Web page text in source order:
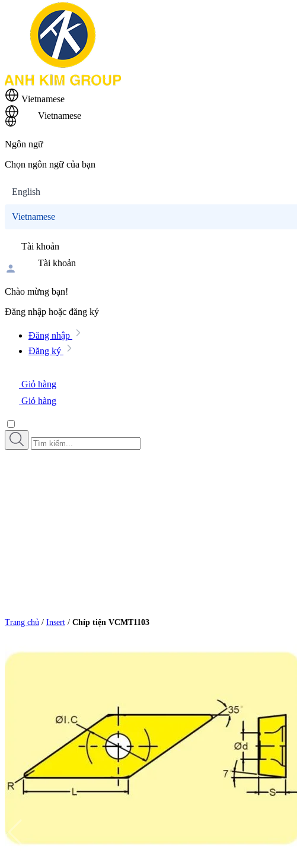
Vietnamese
Vietnamese
Ngôn ngữ
Chọn ngôn ngữ của bạn
English
Vietnamese
Tài khoản
Tài khoản
Chào mừng bạn!
Đăng nhập hoặc đăng ký
Đăng nhập
Đăng ký
Giỏ hàng
Giỏ hàng
Trang chủ / Insert / Chíp tiện VCMT1103